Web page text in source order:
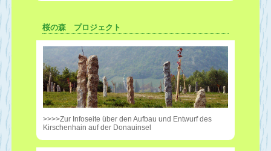
桜の森 プロジェクト
>>>>Zur Infoseite über den Aufbau und Entwurf des
Kirschenhain auf der Donauinsel